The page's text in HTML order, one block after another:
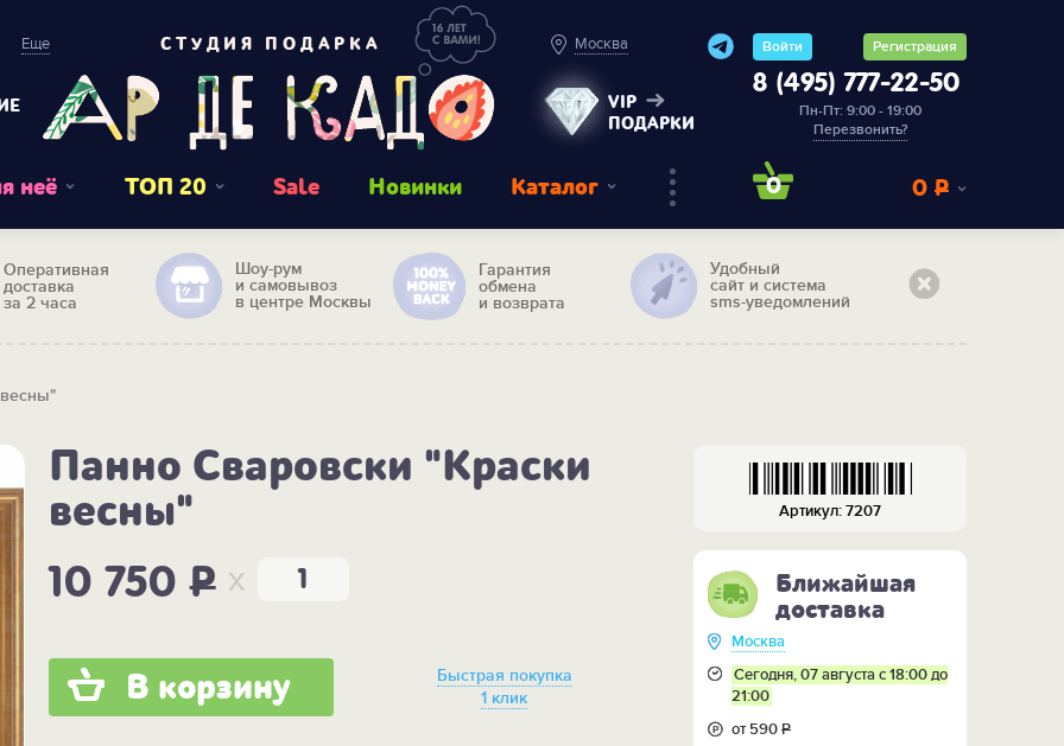
Еще СТУДИЯ ПОДАРКА Москва
VIP
ПОДАРКИ
Войти Регистрация
8 (495) 777-22-50
Пн-Пт: 9:00 - 19:00
Перезвонить?
неё ТОП 20 Sale Новинки Каталог 0 0 Р
Оперативная
доставка
за 2 часа
Шоу-рум
и самовывоз
в центре Москвы
Гарантия
обмена
и возврата
Удобный
сайт и система
sms-уведомлений
Панно Сваровски "Краски
весны"
10 750P x
В корзину
Быстрая покупка
1 клик
Артикул: 7207
Ближайшая
доставка
Москва
Сегодня, 07 августа с 18:00 до
21:00
от 590Р